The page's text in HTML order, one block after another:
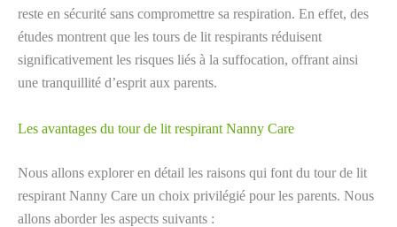
reste en sécurité sans compromettre sa respiration. En effet, des
études montrent que les tours de lit respirants réduisent
significativement les risques liés à la suffocation, offrant ainsi
une tranquillité d’esprit aux parents.
Les avantages du tour de lit respirant Nanny Care
Nous allons explorer en détail les raisons qui font du tour de lit
respirant Nanny Care un choix privilégié pour les parents. Nous
allons aborder les aspects suivants :